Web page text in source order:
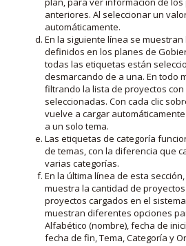
anteriores. Al seleccionar un
automáticamente.
En la siguiente línea se
definidos en los planes de
todas las etiquetas están
desmarcando de a una. En todo
filtrando la lista de proyectos
seleccionadas. Con cada clic
vuelve a cargar
a un solo tema.
Las etiquetas de categoría
de temas, con la diferencia que
varias categorías.
En la última línea de esta
muestra la cantidad de
proyectos cargados en el
muestran diferentes opciones
Alfabético (nombre), fecha de
fecha de fin, Tema, Categoría y